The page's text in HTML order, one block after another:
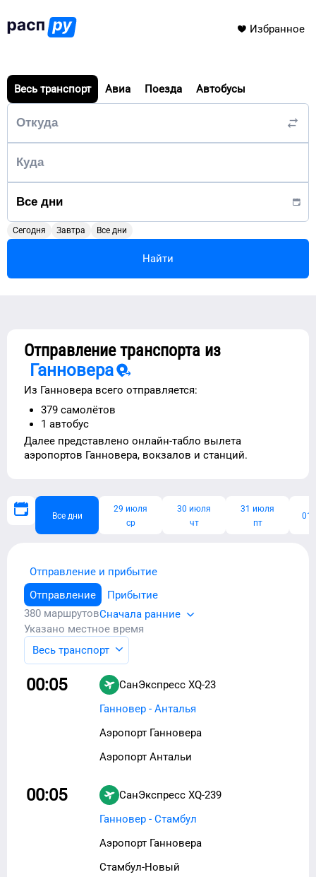
Избранное
Весь транспорт Авиа Поезда Автобусы
Сегодня Завтра Все дни
Найти
Отправление транспорта из
Ганновера
Из Ганновера всего отправляется:
379 самолётов
1 автобус
Далее представлено онлайн-табло вылета
аэропортов Ганновера, вокзалов и станций.
Все дни
29 июля
ср
30 июля
чт
31 июля
пт
01
Отправление и прибытие
Отправление
Прибытие
380 маршрутовСначала ранние
Указано местное время
Весь транспорт
00:05 СанЭкспресс XQ-23
Ганновер - Анталья
Аэропорт Ганновера
Аэропорт Антальи
00:05 СанЭкспресс XQ-239
Ганновер - Стамбул
Аэропорт Ганновера
Стамбул-Новый